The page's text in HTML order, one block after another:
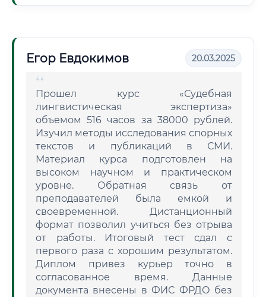
Егор Евдокимов 20.03.2025
Прошел курс «Судебная
лингвистическая экспертиза»
объемом 516 часов за 38000 рублей.
Изучил методы исследования спорных
текстов и публикаций в СМИ.
Материал курса подготовлен на
высоком научном и практическом
уровне. Обратная связь от
преподавателей была емкой и
своевременной. Дистанционный
формат позволил учиться без отрыва
от работы. Итоговый тест сдал с
первого раза с хорошим результатом.
Диплом привез курьер точно в
согласованное время. Данные
документа внесены в ФИС ФРДО без